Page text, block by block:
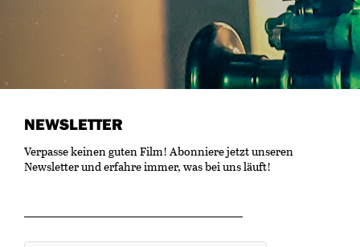
NEWSLETTER
Verpasse keinen guten Film! Abonniere jetzt unseren
Newsletter und erfahre immer, was bei uns läuft!